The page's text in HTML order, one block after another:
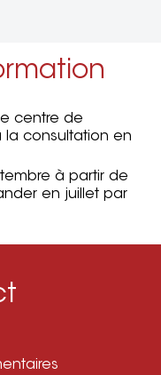
centre de
consultation en
à partir de
en juillet par